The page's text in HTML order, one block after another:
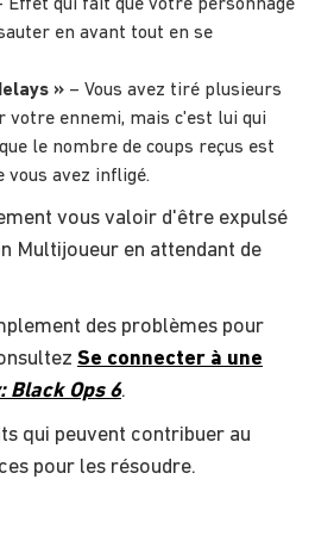
Effet qui fait que votre personnage
en avant tout en se
» – Vous avez tiré plusieurs
votre ennemi, mais c'est lui qui
le nombre de coups reçus est
vous avez infligé.
vous valoir d'être expulsé
Multijoueur en attendant de
des problèmes pour
Se connecter à une
Black Ops 6.
qui peuvent contribuer au
pour les résoudre.